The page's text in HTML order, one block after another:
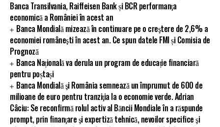
Banca Transilvania, Raiffeisen Bank și BCR performanţa
economică a României în acest an
Banca Mondială mizează în continuare pe o creştere de 2,6% a
economiei româneşti în acest an. Ce spun datele FMI și Comisia de
Prognoză
Banca Națională va derula un program de educație financiară
pentru poștași
Banca Mondială şi România semnează un împrumut de 600 de
milioane de euro pentru tranziţia la o economie verde. Adrian
Câciu: Se reconfirmă rolul activ al Băncii Mondiale în a răspunde
prompt, prin finanţare şi expertiză tehnică, nevoilor specifice şi